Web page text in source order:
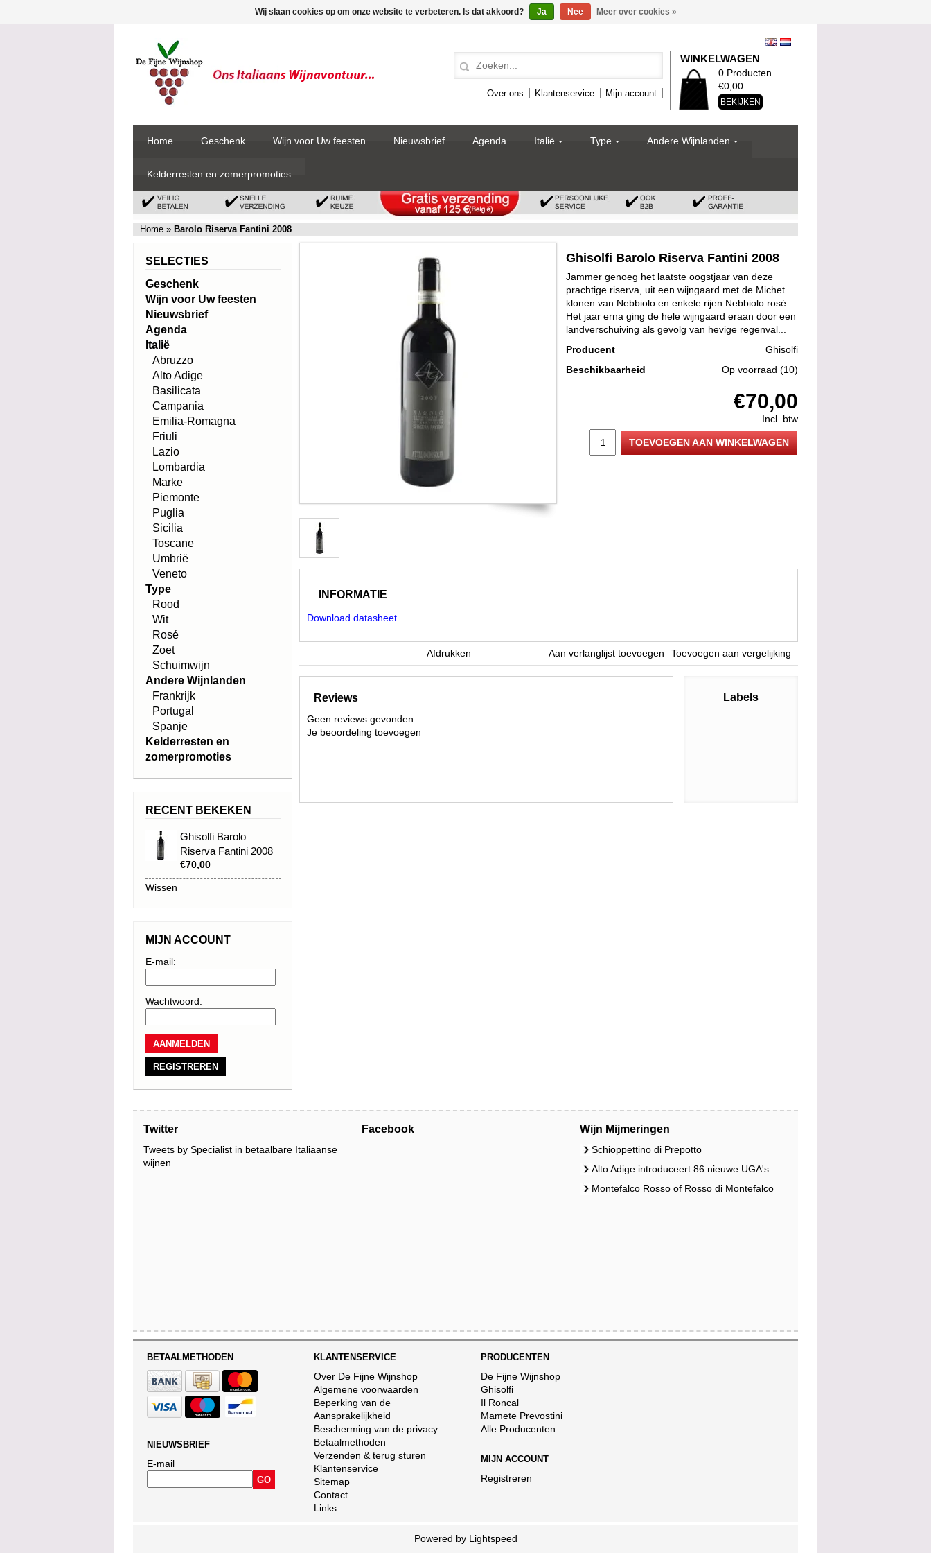
Over ons Klantenservice Mijn account
WINKELWAGEN
0 Producten
€0,00
BEKIJKEN
Home Geschenk Wijn voor Uw feesten Nieuwsbrief Agenda Italië Type Andere Wijnlanden
Kelderresten en zomerpromoties
Home » Barolo Riserva Fantini 2008
Ghisolfi Barolo Riserva Fantini 2008
Jammer genoeg het laatste oogstjaar van deze
prachtige riserva, uit een wijngaard met de Michet
klonen van Nebbiolo en enkele rijen Nebbiolo rosé.
Het jaar erna ging de hele wijngaard eraan door een
landverschuiving als gevolg van hevige regenval...
Producent
Ghisolfi
Beschikbaarheid
Op voorraad (10)
€70,00
Incl. btw
TOEVOEGEN AAN WINKELWAGEN
INFORMATIE
Download datasheet
Toevoegen aan vergelijking
Aan verlanglijst toevoegen
Afdrukken
Reviews
Geen reviews gevonden...
Je beoordeling toevoegen
Labels
SELECTIES
Geschenk
Wijn voor Uw feesten
Nieuwsbrief
Agenda
Italië
Abruzzo
Alto Adige
Basilicata
Campania
Emilia-Romagna
Friuli
Lazio
Lombardia
Marke
Piemonte
Puglia
Sicilia
Toscane
Umbrië
Veneto
Type
Rood
Wit
Rosé
Zoet
Schuimwijn
Andere Wijnlanden
Frankrijk
Portugal
Spanje
Kelderresten en
zomerpromoties
RECENT BEKEKEN
Ghisolfi Barolo
Riserva Fantini 2008
€70,00
Wissen
MIJN ACCOUNT
E-mail:
Wachtwoord:
REGISTREREN
Twitter
Tweets by Specialist in betaalbare Italiaanse
wijnen
Facebook Wijn Mijmeringen
Schioppettino di Prepotto
Alto Adige introduceert 86 nieuwe UGA's
Montefalco Rosso of Rosso di Montefalco
BETAALMETHODEN
NIEUWSBRIEF
E-mail
KLANTENSERVICE
Over De Fijne Wijnshop
Algemene voorwaarden
Beperking van de
Aansprakelijkheid
Bescherming van de privacy
Betaalmethoden
Verzenden & terug sturen
Klantenservice
Sitemap
Contact
Links
PRODUCENTEN
De Fijne Wijnshop
Ghisolfi
Il Roncal
Mamete Prevostini
Alle Producenten
MIJN ACCOUNT
Registreren
Powered by Lightspeed
Wij slaan cookies op om onze website te verbeteren. Is dat akkoord? Ja Nee Meer over cookies »